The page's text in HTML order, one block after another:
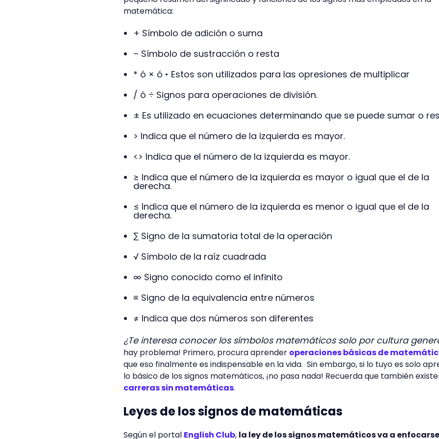
matemática:
+ Símbolo de adición o suma
– Símbolo de sustracción o resta
* ó × ó • Estos son utilizados para las opresiones de multiplicar
/ ó ÷ Signos para operaciones de división.
± Es utilizado en ecuaciones determinando que se puede sumar o
> Indica que el número de la izquierda es mayor.
<> Indica que el número de la izquierda es mayor.
≥ Indica que el número de la izquierda es mayor o igual que el de la
derecha.
≤ Indica que el número de la izquierda es menor o igual que el de la
derecha.
∑ Signo de la sumatoria total de la operación
√ Símbolo de la raíz cuadrada
∞ Signo conocido como el infinito
≡ Signo de la equivalencia entre números
≠ Indica que dos números son diferentes
¿Te interesa conocer los símbolos matemáticos solo por cultura
hay problema! Primero, procura aprender operaciones básicas de
que eso finalmente es indispensable en la vida. Sin embargo, si lo tuyo es solo
lo básico de los signos matemáticos, ¡no pasa nada! Recuerda que también
carreras sin matemáticas.
Leyes de los signos de matemáticas
Según el portal English Club, la ley de los signos matemáticos va a